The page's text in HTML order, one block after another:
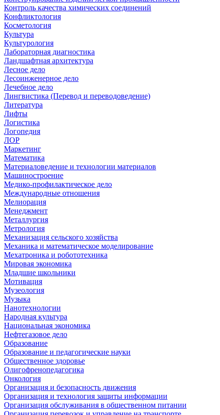
Контроль качества химических соединений
Конфликтология
Косметология
Культура
Культурология
Лабораторная диагностика
Ландшафтная архитектура
Лесное дело
Лесоинженерное дело
Лечебное дело
Лингвистика (Перевод и переводоведение)
Литература
Лифты
Логистика
Логопедия
ЛОР
Маркетинг
Математика
Материаловедение и технологии материалов
Машиностроение
Медико-профилактическое дело
Международные отношения
Мелиорация
Менеджмент
Металлургия
Метрология
Механизация сельского хозяйства
Механика и математическое моделирование
Мехатроника и робототехника
Мировая экономика
Младшие школьники
Мотивация
Музеология
Музыка
Нанотехнологии
Народная культура
Национальная экономика
Нефтегазовое дело
Образование
Образование и педагогические науки
Общественное здоровье
Олигофренопедагогика
Онкология
Организация и безопасность движения
Организация и технология защиты информации
Организация обслуживания в общественном питании